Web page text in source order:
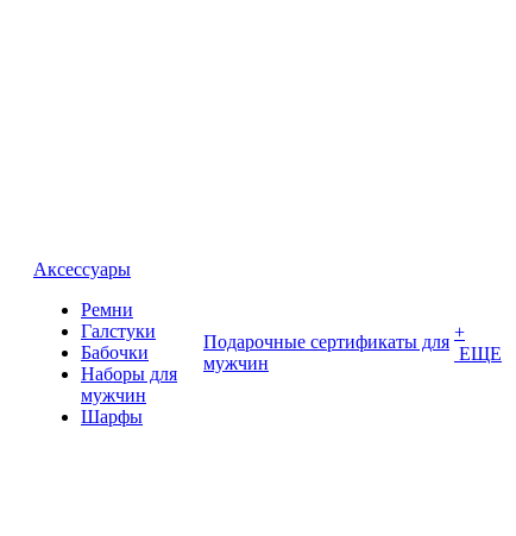
Аксессуары
Ремни
Галстуки
Бабочки
Наборы для
мужчин
Шарфы
Подарочные сертификаты для
мужчин
+
ЕЩЕ